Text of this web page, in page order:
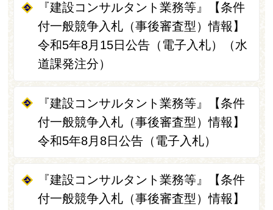
『建設コンサルタント業務等』【条件
付一般競争入札（事後審査型）情報】
令和5年8月15日公告（電子入札）（水
道課発注分）
『建設コンサルタント業務等』【条件
付一般競争入札（事後審査型）情報】
令和5年8月8日公告（電子入札）
『建設コンサルタント業務等』【条件
付一般競争入札（事後審査型）情報】